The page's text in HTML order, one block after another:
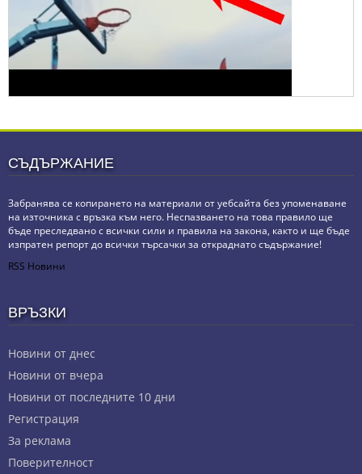
СЪДЪРЖАНИЕ
Забранява се копирането на материали от уебсайта без упоменаване
на източника с връзка към него. Неспазването на това правило ще
бъде преследвано с всички сили и правила на закона, както и ще бъде
изпратен репорт до всички търсачки за откраднато съдържание!
RSS Новини
ВРЪЗКИ
Новини от днес
Новини от вчера
Новини от последните 10 дни
Регистрация
За реклама
Πoвepитeлнocт